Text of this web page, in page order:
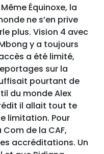
Équinoxe, la
ne s’en prive
plus. Vision 4 avec
y a toujours
a été limité,
sur la
pourtant de
du monde Alex
il allait tout te
limitation. Pour
de la CAF,
accréditations. Un